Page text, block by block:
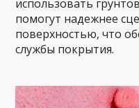
использовать
помогут надежнее
поверхностью, что
службы покрытия.